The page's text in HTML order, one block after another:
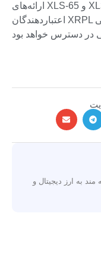
ارائه‌های XLS-65 و XLS-66 در حال حاضر منوط به تأیید
اعتباردهندگان XRPL هستند. در صورت تایید، لایه اعتبار محلی
به ارز دیجیتال و